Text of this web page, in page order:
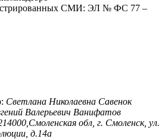
СМИ: ЭЛ № ФС 77 –
Светлана Николаевна Савенок
Валерьевич Ванифатов
обл, г. Смоленск, ул.
д.14а